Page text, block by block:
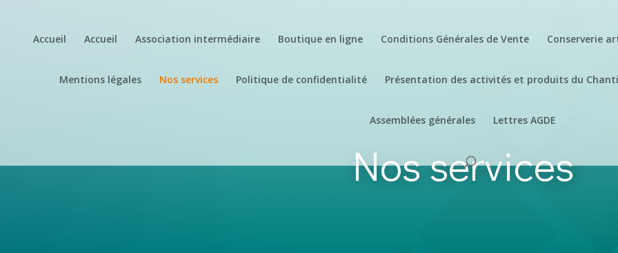
Accueil Accueil Association intermédiaire Boutique en ligne Conditions Générales de Vente Conserverie
Mentions légales Nos services Politique de confidentialité Présentation des activités et produits du
Assemblées générales Lettres AGDE
Nos services